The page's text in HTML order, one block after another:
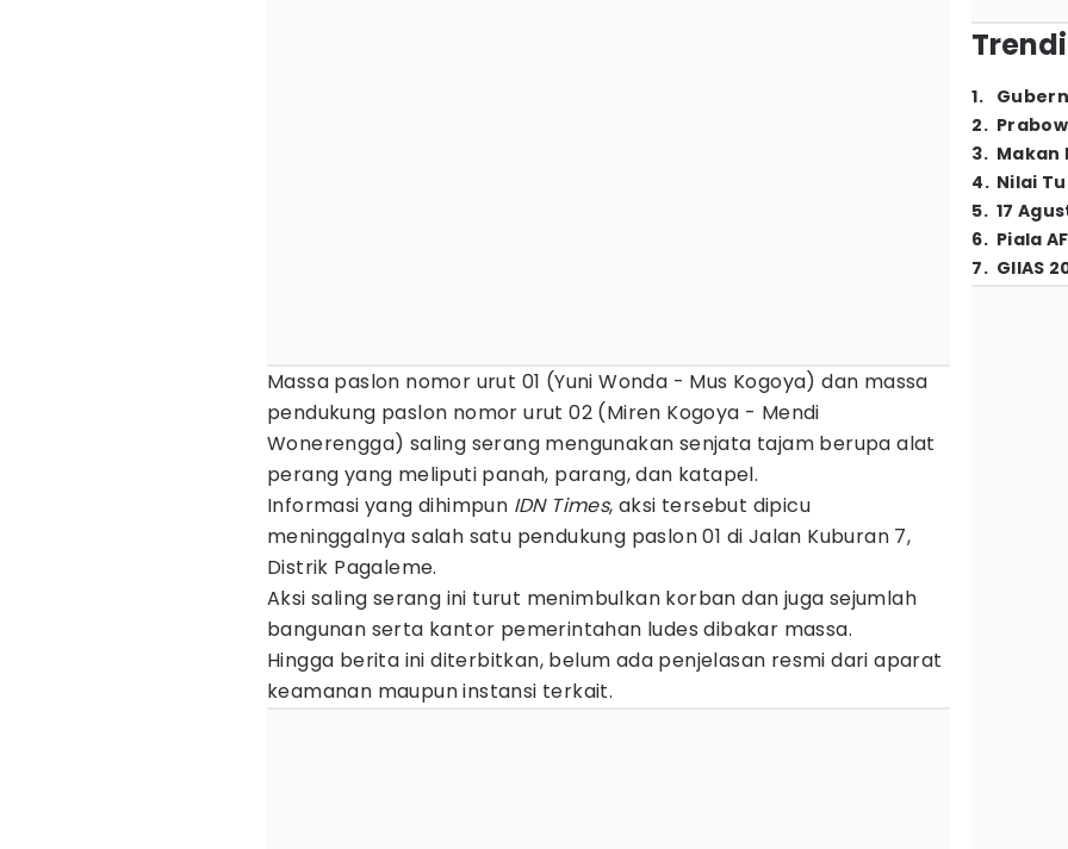
Massa paslon nomor urut 01 (Yuni Wonda - Mus Kogoya) dan massa
pendukung paslon nomor urut 02 (Miren Kogoya - Mendi
Wonerengga) saling serang mengunakan senjata tajam berupa alat
perang yang meliputi panah, parang, dan katapel.
Informasi yang dihimpun IDN Times, aksi tersebut dipicu
meninggalnya salah satu pendukung paslon 01 di Jalan Kuburan 7,
Distrik Pagaleme.
Aksi saling serang ini turut menimbulkan korban dan juga sejumlah
bangunan serta kantor pemerintahan ludes dibakar massa.
Hingga berita ini diterbitkan, belum ada penjelasan resmi dari aparat
keamanan maupun instansi terkait.
1.
2.
3. Makan
4. Nilai
5. 17
6. Piala
7. GIIAS